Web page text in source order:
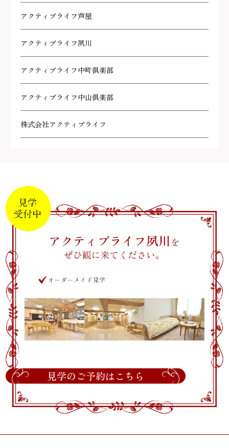
アクティブライフ芦屋
アクティブライフ夙川
アクティブライフ中町倶楽部
アクティブライフ中山倶楽部
株式会社アクティブライフ
見学のご予約はこちら